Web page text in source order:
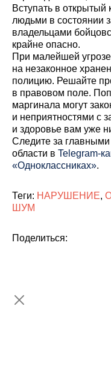
Вступать в
людьми в состоянии
владельцами
крайне опасно.
При малейшей
на незаконное
полицию. Решайте
в правовом поле.
маргинала могут
и неприятностями с
и здоровье вам уже
Cледите за
области в Telegram-
«Одноклассниках».
Теги: НАРУШЕНИЕ,
ШУМ
Поделиться: